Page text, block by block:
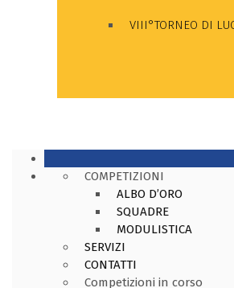
VIII°TORNEO DI
COMPETIZIONI
ALBO D’ORO
SQUADRE
MODULISTICA
SERVIZI
CONTATTI
Competizioni in corso